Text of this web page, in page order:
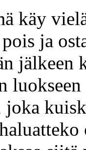
käy
ja
jälkeen